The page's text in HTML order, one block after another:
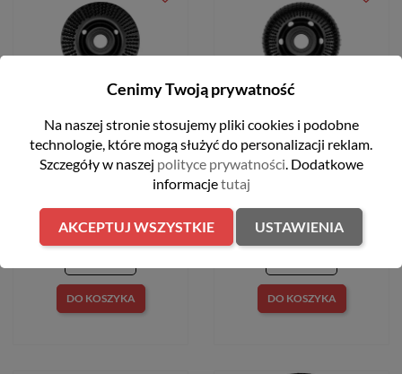
Tarnik Wpuszczony 125 mm
48,99 zł
DO KOSZYKA
Tarnik Frez Promieniowy 120
mm 15 mm R15 TarPol
86,09 zł
DO KOSZYKA
Cenimy Twoją prywatność
Na naszej stronie stosujemy pliki cookies i podobne
technologie, które mogą służyć do personalizacji reklam.
Szczegóły w naszej polityce prywatności . Dodatkowe
informacjetutaj
AKCEPTUJ WSZYSTKIE USTAWIENIA